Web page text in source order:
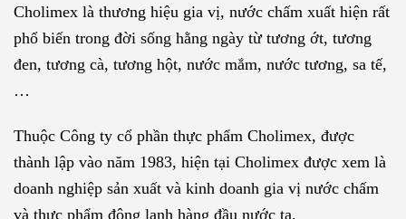
Cholimex là thương hiệu gia vị, nước chấm xuất hiện rất
phổ biến trong đời sống hằng ngày từ tương ớt, tương
đen, tương cà, tương hột, nước mắm, nước tương, sa tế,
…
Thuộc Công ty cổ phần thực phẩm Cholimex, được
thành lập vào năm 1983, hiện tại Cholimex được xem là
doanh nghiệp sản xuất và kinh doanh gia vị nước chấm
và thực phẩm đông lạnh hàng đầu nước ta.